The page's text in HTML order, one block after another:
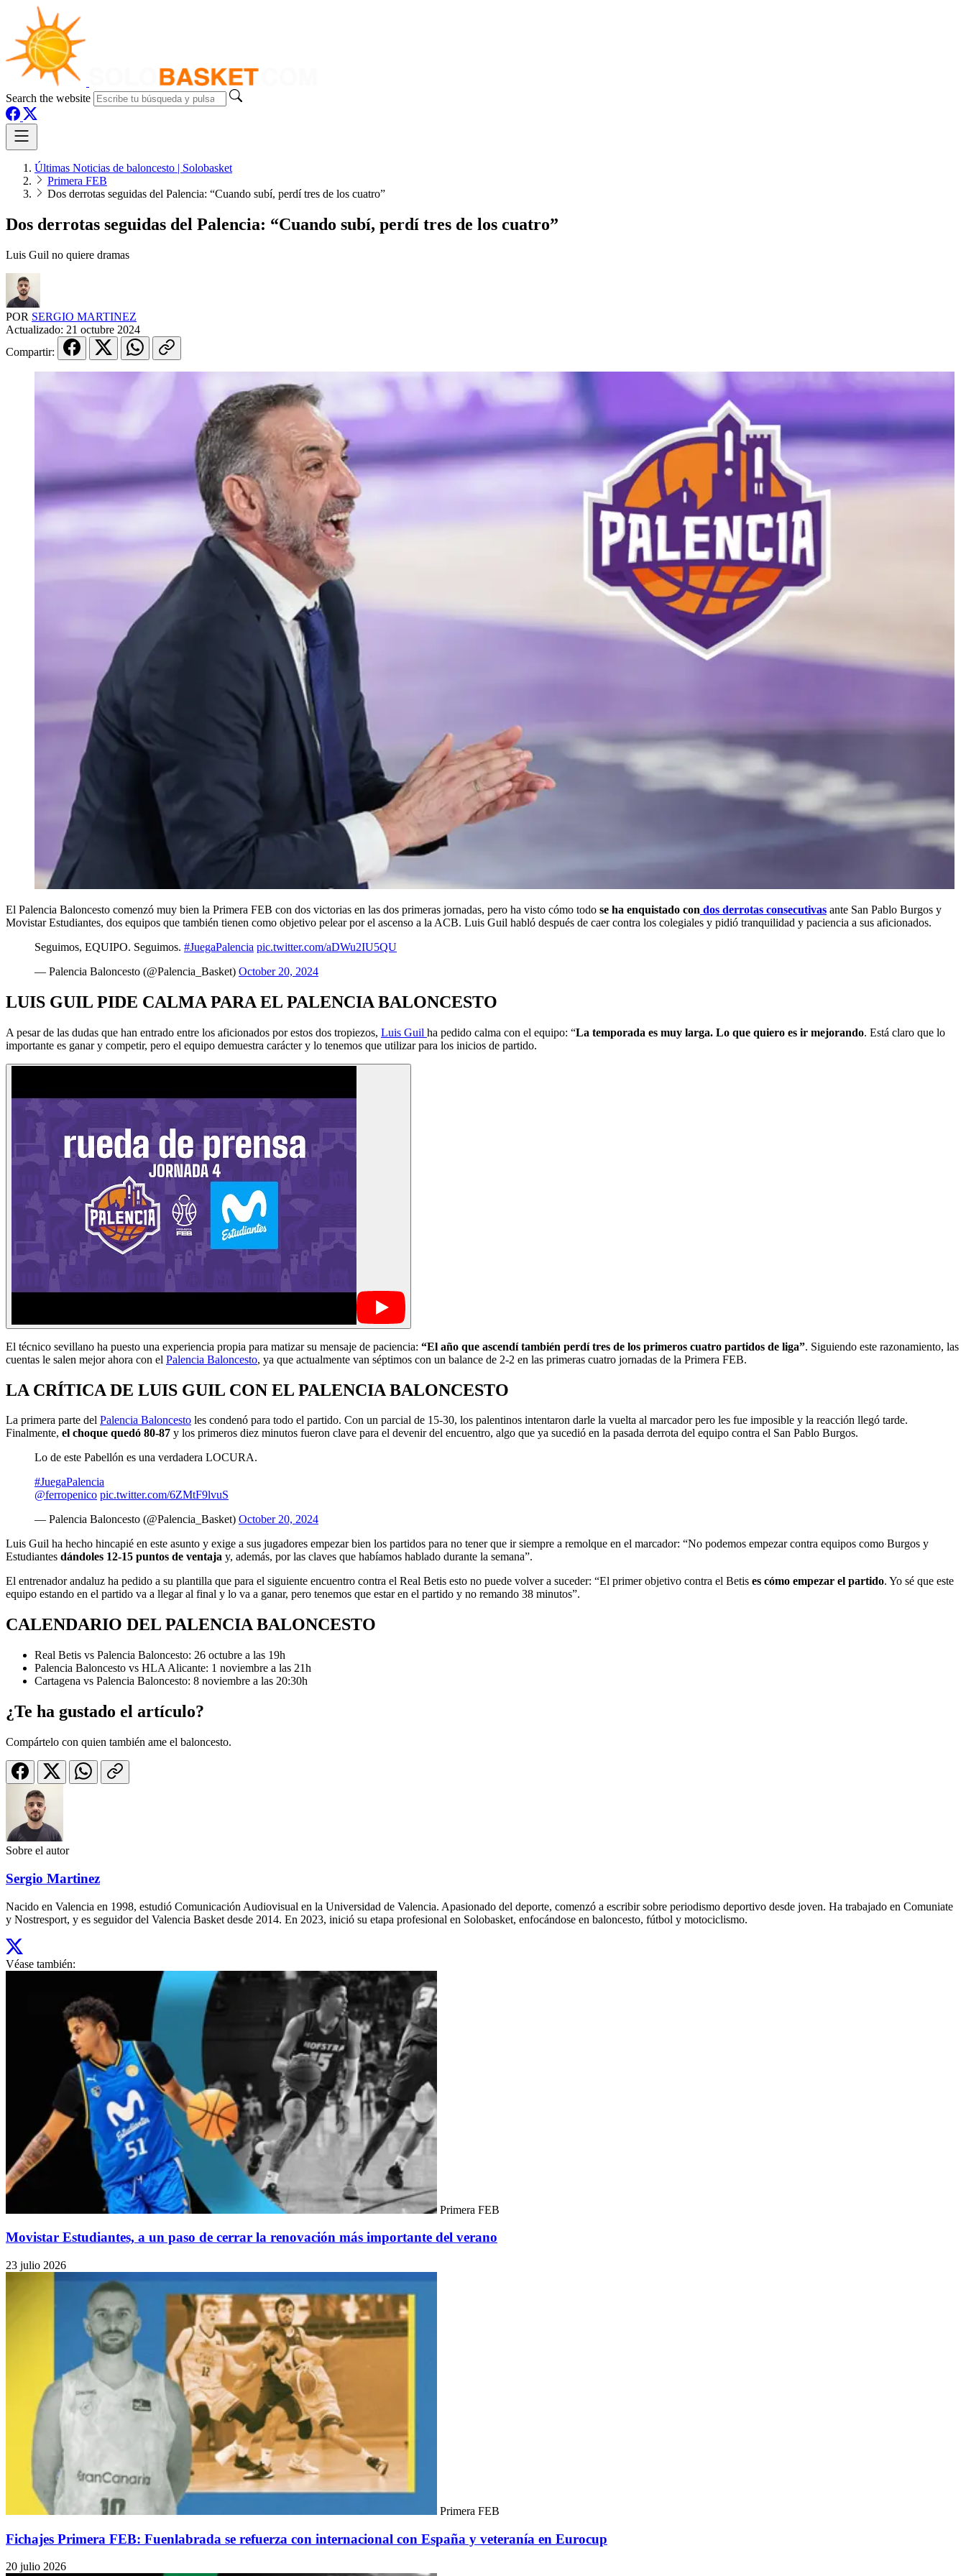
Search the website
Últimas Noticias de baloncesto | Solobasket
Primera FEB
Dos derrotas seguidas del Palencia: “Cuando subí, perdí tres de los cuatro”
Dos derrotas seguidas del Palencia: “Cuando subí, perdí tres de los cuatro”
Luis Guil no quiere dramas
POR SERGIO MARTINEZ
Actualizado: 21 octubre 2024
Compartir:
El Palencia Baloncesto comenzó muy bien la Primera FEB con dos victorias en las dos primeras jornadas, pero ha visto cómo todo se ha enquistado con dos derrotas consecutivas ante San Pablo Burgos y
Movistar Estudiantes, dos equipos que también tienen como objetivo pelear por el ascenso a la ACB. Luis Guil habló después de caer contra los colegiales y pidió tranquilidad y paciencia a sus aficionados.
Seguimos, EQUIPO. Seguimos. #JuegaPalencia pic.twitter.com/aDWu2IU5QU
— Palencia Baloncesto (@Palencia_Basket) October 20, 2024
LUIS GUIL PIDE CALMA PARA EL PALENCIA BALONCESTO
A pesar de las dudas que han entrado entre los aficionados por estos dos tropiezos, Luis Guil ha pedido calma con el equipo: “La temporada es muy larga. Lo que quiero es ir mejorando. Está claro que lo
importante es ganar y competir, pero el equipo demuestra carácter y lo tenemos que utilizar para los inicios de partido.
El técnico sevillano ha puesto una experiencia propia para matizar su mensaje de paciencia: “El año que ascendí también perdí tres de los primeros cuatro partidos de liga”. Siguiendo este razonamiento, las
cuentas le salen mejor ahora con el Palencia Baloncesto, ya que actualmente van séptimos con un balance de 2-2 en las primeras cuatro jornadas de la Primera FEB.
LA CRÍTICA DE LUIS GUIL CON EL PALENCIA BALONCESTO
La primera parte del Palencia Baloncesto les condenó para todo el partido. Con un parcial de 15-30, los palentinos intentaron darle la vuelta al marcador pero les fue imposible y la reacción llegó tarde.
Finalmente, el choque quedó 80-87 y los primeros diez minutos fueron clave para el devenir del encuentro, algo que ya sucedió en la pasada derrota del equipo contra el San Pablo Burgos.
Lo de este Pabellón es una verdadera LOCURA.
#JuegaPalencia
@ferropenico pic.twitter.com/6ZMtF9lvuS
— Palencia Baloncesto (@Palencia_Basket) October 20, 2024
Luis Guil ha hecho hincapié en este asunto y exige a sus jugadores empezar bien los partidos para no tener que ir siempre a remolque en el marcador: “No podemos empezar contra equipos como Burgos y
Estudiantes dándoles 12-15 puntos de ventaja y, además, por las claves que habíamos hablado durante la semana”.
El entrenador andaluz ha pedido a su plantilla que para el siguiente encuentro contra el Real Betis esto no puede volver a suceder: “El primer objetivo contra el Betis es cómo empezar el partido. Yo sé que este
equipo estando en el partido va a llegar al final y lo va a ganar, pero tenemos que estar en el partido y no remando 38 minutos”.
CALENDARIO DEL PALENCIA BALONCESTO
Real Betis vs Palencia Baloncesto: 26 octubre a las 19h
Palencia Baloncesto vs HLA Alicante: 1 noviembre a las 21h
Cartagena vs Palencia Baloncesto: 8 noviembre a las 20:30h
¿Te ha gustado el artículo?
Compártelo con quien también ame el baloncesto.
Sobre el autor
Sergio Martinez
Nacido en Valencia en 1998, estudió Comunicación Audiovisual en la Universidad de Valencia. Apasionado del deporte, comenzó a escribir sobre periodismo deportivo desde joven. Ha trabajado en Comuniate
y Nostresport, y es seguidor del Valencia Basket desde 2014. En 2023, inició su etapa profesional en Solobasket, enfocándose en baloncesto, fútbol y motociclismo.
Véase también:
Primera FEB
Movistar Estudiantes, a un paso de cerrar la renovación más importante del verano
23 julio 2026
Primera FEB
Fichajes Primera FEB: Fuenlabrada se refuerza con internacional con España y veteranía en Eurocup
20 julio 2026